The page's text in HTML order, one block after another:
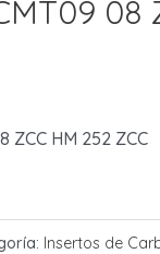
08
ZCC HM 252 ZCC
Insertos de